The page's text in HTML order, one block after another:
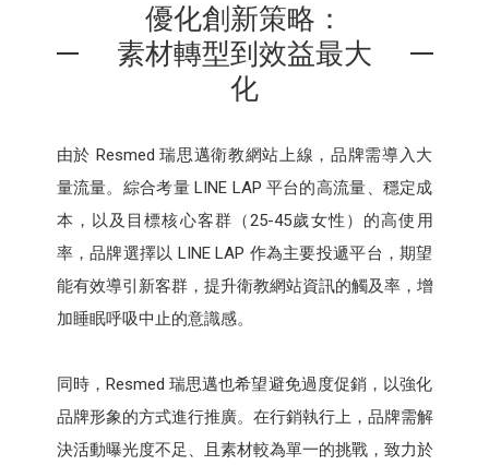
優化創新策略：
素材轉型到效益最大
化
由於 Resmed 瑞思邁衛教網站上線，品牌需導入大
量流量。綜合考量 LINE LAP 平台的高流量、穩定成
本，以及目標核心客群（25-45歲女性）的高使用
率，品牌選擇以 LINE LAP 作為主要投遞平台，期望
能有效導引新客群，提升衛教網站資訊的觸及率，增
加睡眠呼吸中止的意識感。
同時，Resmed 瑞思邁也希望避免過度促銷，以強化
品牌形象的方式進行推廣。在行銷執行上，品牌需解
決活動曝光度不足、且素材較為單一的挑戰，致力於